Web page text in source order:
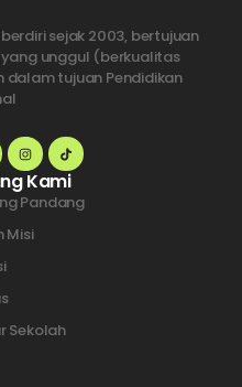
sejak 2003, bertujuan
unggul (berkualitas
tujuan Pendidikan
Kami
Pandang
Misi
Sekolah